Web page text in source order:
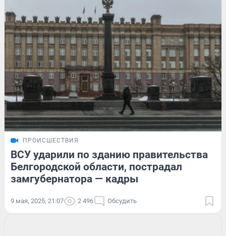
ПРОИСШЕСТВИЯ
ВСУ ударили по зданию правительства
Белгородской области, пострадал
замгубернатора — кадры
9 мая, 2025, 21:07 2 496 Обсудить